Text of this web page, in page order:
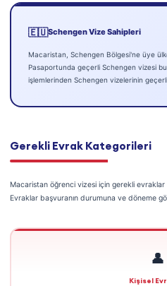
🇪🇺Schengen Vize Sahipleri
Macaristan, Schengen Bölgesi'ne üye
Pasaportunda geçerli Schengen vizesi
işlemlerinden Schengen vizelerinin
Gerekli Evrak Kategorileri
Macaristan öğrenci vizesi için gerekli
Evraklar başvuranın durumuna ve döneme
👤
Kişisel